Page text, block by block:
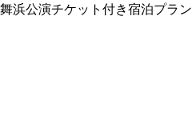
浜公演チケット付き宿泊プラン